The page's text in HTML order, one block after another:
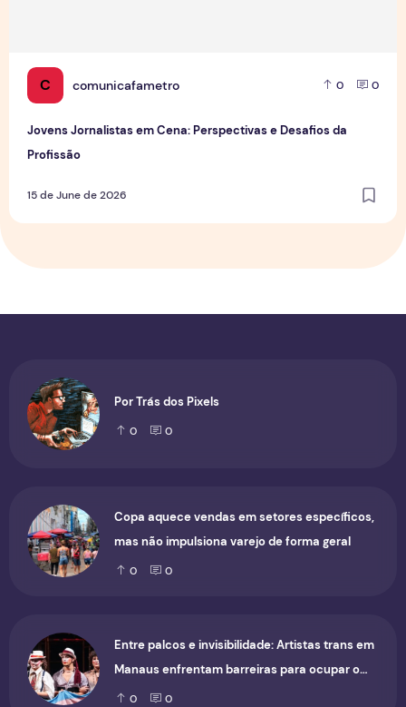
C comunicafametro 0 0
Jovens Jornalistas em Cena: Perspectivas e Desafios da
Profissão
15 de June de 2026
Por Trás dos Pixels
0 0
Copa aquece vendas em setores específicos,
mas não impulsiona varejo de forma geral
0 0
Entre palcos e invisibilidade: Artistas trans em
Manaus enfrentam barreiras para ocupar o
cenário cultural
0 0